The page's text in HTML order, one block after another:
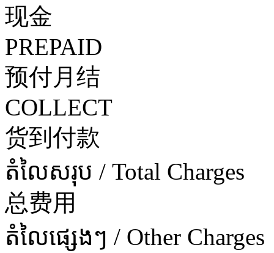
现金
PREPAID
预付月结
COLLECT
货到付款
តំលៃសរុប / Total Charges
总费用
តំលៃផ្សេងៗ / Other Charges